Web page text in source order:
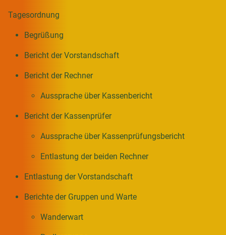
Tagesordnung
Begrüßung
Bericht der Vorstandschaft
Bericht der Rechner
Aussprache über Kassenbericht
Bericht der Kassenprüfer
Aussprache über Kassenprüfungsbericht
Entlastung der beiden Rechner
Entlastung der Vorstandschaft
Berichte der Gruppen und Warte
Wanderwart